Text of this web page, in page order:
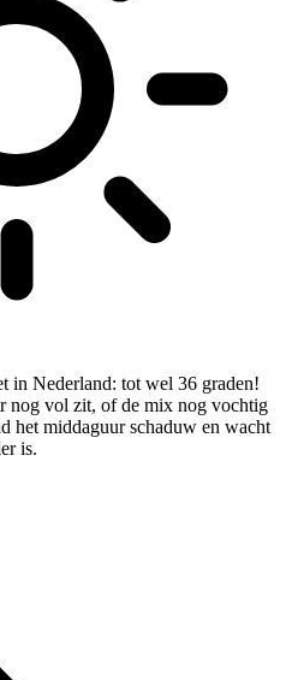
in Nederland: tot wel 36 graden!
nog vol zit, of de mix nog vochtig
het middaguur schaduw en wacht
is.